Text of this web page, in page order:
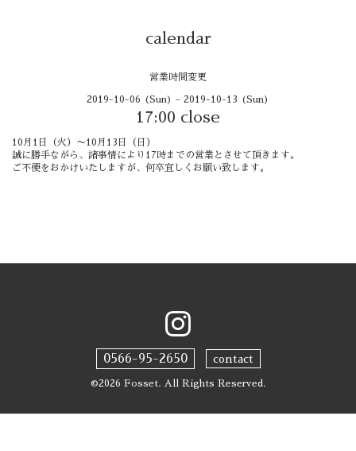
calendar
営業時間変更
2019-10-06 (Sun) - 2019-10-13 (Sun)
17:00 close
10月1日（火）〜10月13日（日）
誠に勝手ながら、諸事情により17時までの営業とさせて頂きます。
ご不便をおかけいたしますが、何卒宜しくお願い致します。
0566-95-2650 contact
©2026 Fosset. All Rights Reserved.